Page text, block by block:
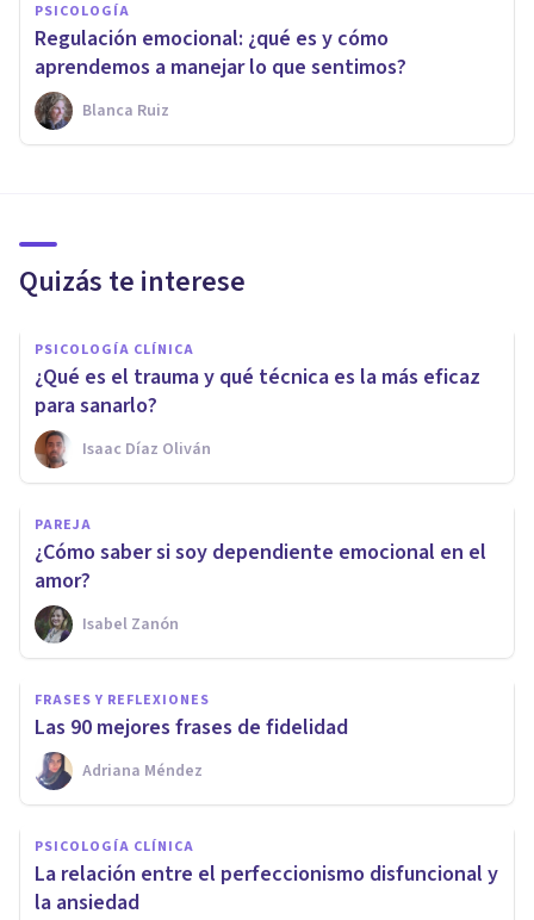
PSICOLOGÍA
Regulación emocional: ¿qué es y cómo
aprendemos a manejar lo que sentimos?
Blanca Ruiz
Quizás te interese
PSICOLOGÍA CLÍNICA
¿Qué es el trauma y qué técnica es la más eficaz
para sanarlo?
Isaac Díaz Oliván
PAREJA
¿Cómo saber si soy dependiente emocional en el
amor?
Isabel Zanón
FRASES Y REFLEXIONES
Las 90 mejores frases de fidelidad
Adriana Méndez
PSICOLOGÍA CLÍNICA
La relación entre el perfeccionismo disfuncional y
la ansiedad